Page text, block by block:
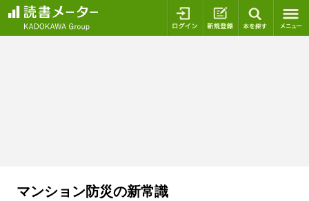
ログイン 新規登録
マンション防災の新常識